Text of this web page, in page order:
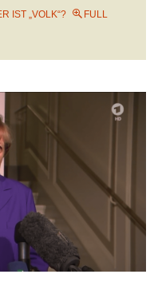
IST „VOLK“?
FULL